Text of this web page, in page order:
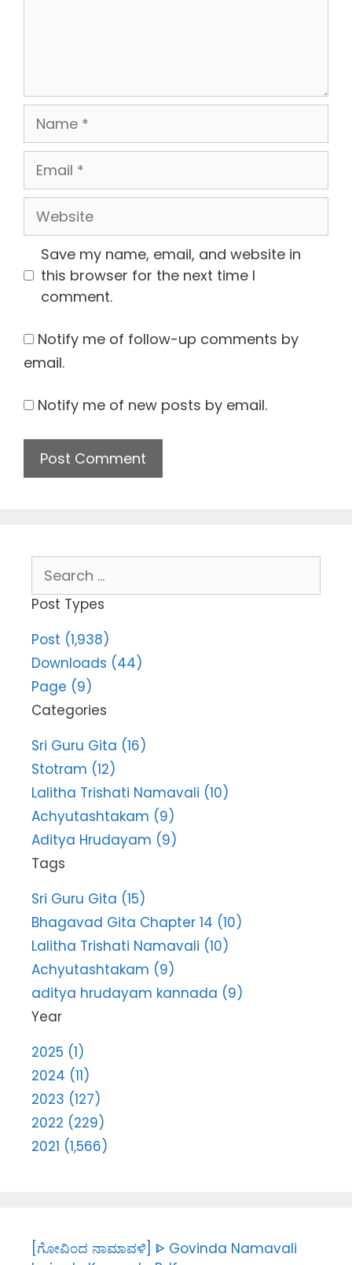
Name
Email
Website
Save my name, email, and website in
this browser for the next time I
comment.
Notify me of follow-up comments by
email.
Notify me of new posts by email.
for:
Post Types
Post (1,938)
Downloads (44)
Page (9)
Categories
Sri Guru Gita (16)
Stotram (12)
Lalitha Trishati Namavali (10)
Achyutashtakam (9)
Aditya Hrudayam (9)
Tags
Sri Guru Gita (15)
Bhagavad Gita Chapter 14 (10)
Lalitha Trishati Namavali (10)
Achyutashtakam (9)
aditya hrudayam kannada (9)
Year
2025 (1)
2024 (11)
2023 (127)
2022 (229)
2021 (1,566)
[ಗೋವಿಂದ ನಾಮಾವಳಿ] ᐈ Govinda Namavali